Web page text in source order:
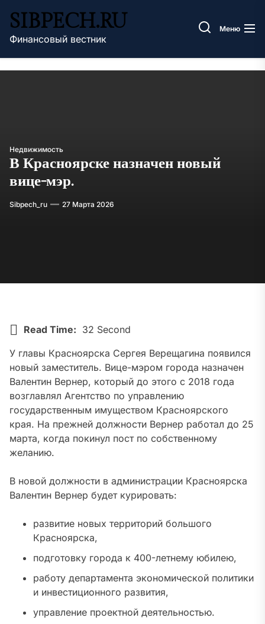
содержимому
SIBPECH.RU
Финансовый вестник
Меню
Недвижимость
В Красноярске назначен новый
вице-мэр.
Sibpech_ru 27 Марта 2026
Read Time: 32 Second
У главы Красноярска Сергея Верещагина появился
новый заместитель. Вице-мэром города назначен
Валентин Вернер, который до этого с 2018 года
возглавлял Агентство по управлению
государственным имуществом Красноярского
края. На прежней должности Вернер работал до 25
марта, когда покинул пост по собственному
желанию.
В новой должности в администрации Красноярска
Валентин Вернер будет курировать:
развитие новых территорий большого
Красноярска,
подготовку города к 400-летнему юбилею,
работу департамента экономической политики
и инвестиционного развития,
управление проектной деятельностью.